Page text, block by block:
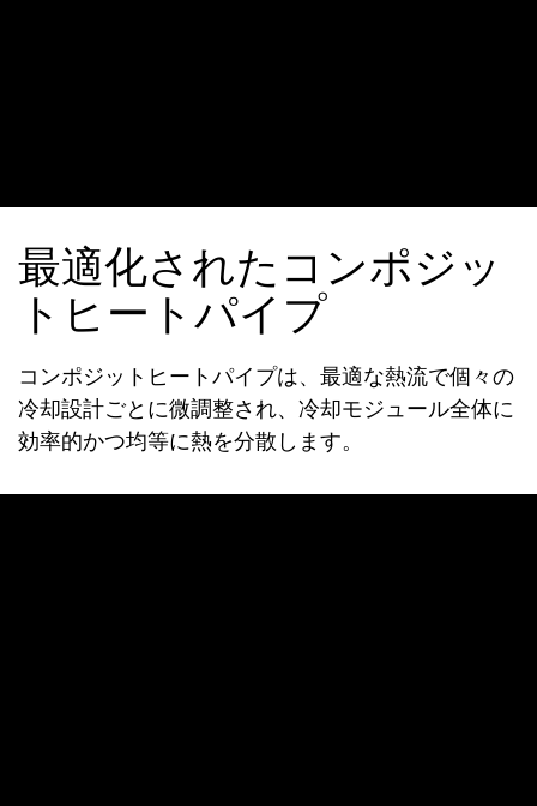
最適化されたコンポジッ
トヒートパイプ
コンポジットヒートパイプは、最適な熱流で個々の
冷却設計ごとに微調整され、冷却モジュール全体に
効率的かつ均等に熱を分散します。